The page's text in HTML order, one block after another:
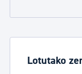
Lotutako